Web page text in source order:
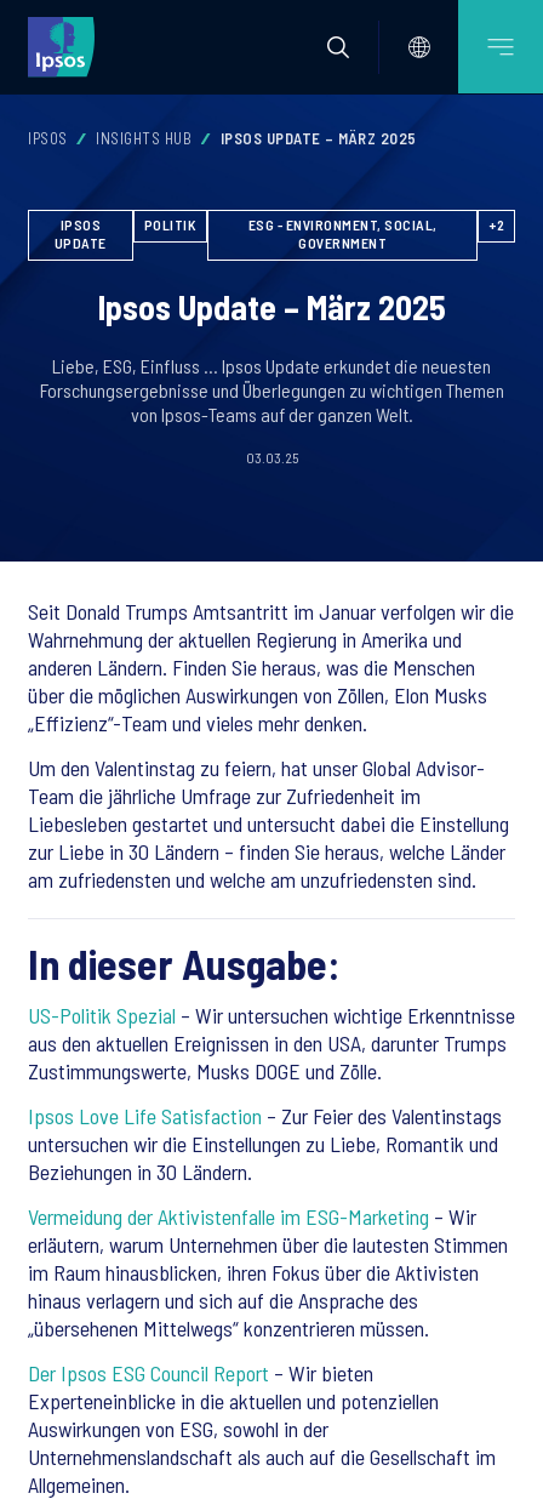
IPSOS INSIGHTS HUB IPSOS UPDATE – MÄRZ 2025
IPSOS
UPDATE
POLITIK
ESG - ENVIRONMENT, SOCIAL,
GOVERNMENT
+2
Ipsos Update – März 2025
Liebe, ESG, Einfluss … Ipsos Update erkundet die neuesten
Forschungsergebnisse und Überlegungen zu wichtigen Themen
von Ipsos-Teams auf der ganzen Welt.
03.03.25
Seit Donald Trumps Amtsantritt im Januar verfolgen wir die
Wahrnehmung der aktuellen Regierung in Amerika und
anderen Ländern. Finden Sie heraus, was die Menschen
über die möglichen Auswirkungen von Zöllen, Elon Musks
„Effizienz“-Team und vieles mehr denken.
Um den Valentinstag zu feiern, hat unser Global Advisor-
Team die jährliche Umfrage zur Zufriedenheit im
Liebesleben gestartet und untersucht dabei die Einstellung
zur Liebe in 30 Ländern – finden Sie heraus, welche Länder
am zufriedensten und welche am unzufriedensten sind.
In dieser Ausgabe:
US-Politik Spezial – Wir untersuchen wichtige Erkenntnisse
aus den aktuellen Ereignissen in den USA, darunter Trumps
Zustimmungswerte, Musks DOGE und Zölle.
Ipsos Love Life Satisfaction – Zur Feier des Valentinstags
untersuchen wir die Einstellungen zu Liebe, Romantik und
Beziehungen in 30 Ländern.
Vermeidung der Aktivistenfalle im ESG-Marketing – Wir
erläutern, warum Unternehmen über die lautesten Stimmen
im Raum hinausblicken, ihren Fokus über die Aktivisten
hinaus verlagern und sich auf die Ansprache des
„übersehenen Mittelwegs“ konzentrieren müssen.
Der Ipsos ESG Council Report – Wir bieten
Experteneinblicke in die aktuellen und potenziellen
Auswirkungen von ESG, sowohl in der
Unternehmenslandschaft als auch auf die Gesellschaft im
Allgemeinen.